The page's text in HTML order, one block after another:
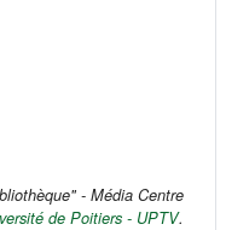
- Média Centre
de Poitiers - UPTV.